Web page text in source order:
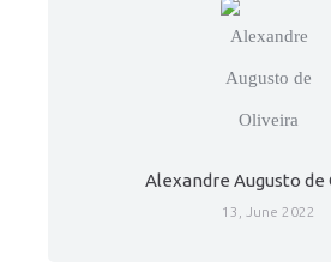
Alexandre Augusto de
13, June 2022